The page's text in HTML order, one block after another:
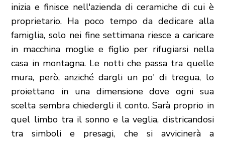
inizia e finisce nell'azienda di ceramiche di cui è
proprietario. Ha poco tempo da dedicare alla
famiglia, solo nei fine settimana riesce a caricare
in macchina moglie e figlio per rifugiarsi nella
casa in montagna. Le notti che passa tra quelle
mura, però, anziché dargli un po' di tregua, lo
proiettano in una dimensione dove ogni sua
scelta sembra chiedergli il conto. Sarà proprio in
quel limbo tra il sonno e la veglia, districandosi
tra simboli e presagi, che si avvicinerà a